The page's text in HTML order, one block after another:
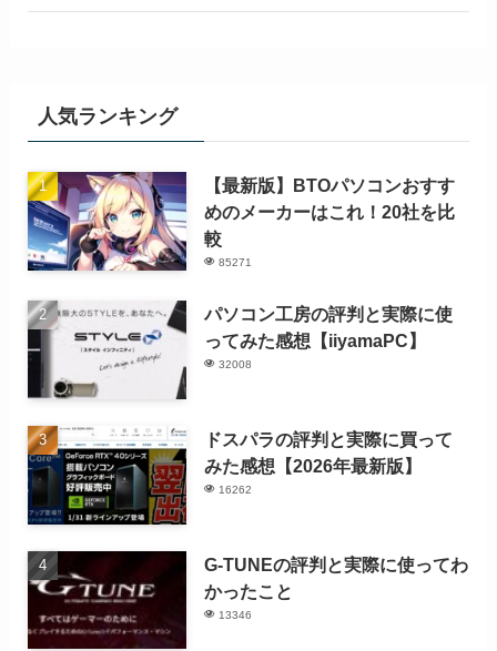
人気ランキング
【最新版】BTOパソコンおすす
めのメーカーはこれ！20社を比
較
85271
パソコン工房の評判と実際に使
ってみた感想【iiyamaPC】
32008
ドスパラの評判と実際に買って
みた感想【2026年最新版】
16262
G-TUNEの評判と実際に使ってわ
かったこと
13346